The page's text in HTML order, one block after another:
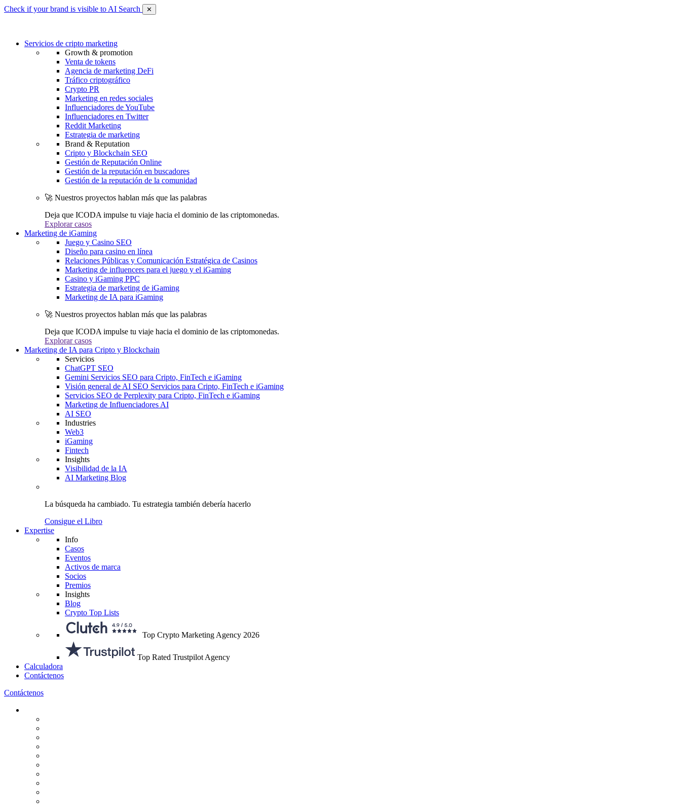
Check if your brand is visible to AI Search ✕
Servicios de cripto marketing
Growth & promotion
Venta de tokens
Agencia de marketing DeFi
Tráfico criptográfico
Crypto PR
Marketing en redes sociales
Influenciadores de YouTube
Influenciadores en Twitter
Reddit Marketing
Estrategia de marketing
Brand & Reputation
Cripto y Blockchain SEO
Gestión de Reputación Online
Gestión de la reputación en buscadores
Gestión de la reputación de la comunidad
🚀 Nuestros proyectos hablan más que las palabras
Deja que ICODA impulse tu viaje hacia el dominio de las criptomonedas.
Explorar casos
Marketing de iGaming
Juego y Casino SEO
Diseño para casino en línea
Relaciones Públicas y Comunicación Estratégica de Casinos
Marketing de influencers para el juego y el iGaming
Casino y iGaming PPC
Estrategia de marketing de iGaming
Marketing de IA para iGaming
🚀 Nuestros proyectos hablan más que las palabras
Deja que ICODA impulse tu viaje hacia el dominio de las criptomonedas.
Explorar casos
Marketing de IA para Cripto y Blockchain
Servicios
ChatGPT SEO
Gemini Servicios SEO para Cripto, FinTech e iGaming
Visión general de AI SEO Servicios para Cripto, FinTech e iGaming
Servicios SEO de Perplexity para Cripto, FinTech e iGaming
Marketing de Influenciadores AI
AI SEO
Industries
Web3
iGaming
Fintech
Insights
Visibilidad de la IA
AI Marketing Blog
La búsqueda ha cambiado. Tu estrategia también debería hacerlo
Consigue el Libro
Expertise
Info
Casos
Eventos
Activos de marca
Socios
Premios
Insights
Blog
Crypto Top Lists
Top Crypto Marketing Agency 2026
Top Rated Trustpilot Agency
Calculadora
Contáctenos
Contáctenos